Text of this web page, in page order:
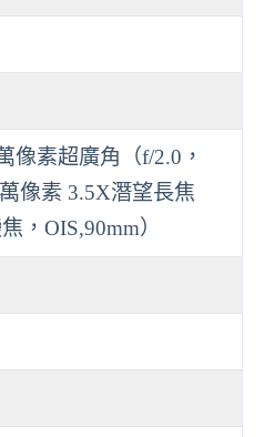
像素超廣角（f/2.0，
像素 3.5X潛望長焦
，OIS,90mm）